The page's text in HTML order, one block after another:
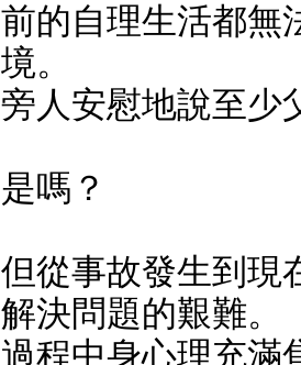
前的自理生活都無
境。
旁人安慰地說至少
是嗎？
但從事故發生到現
解決問題的艱難。
過程中身心理充滿